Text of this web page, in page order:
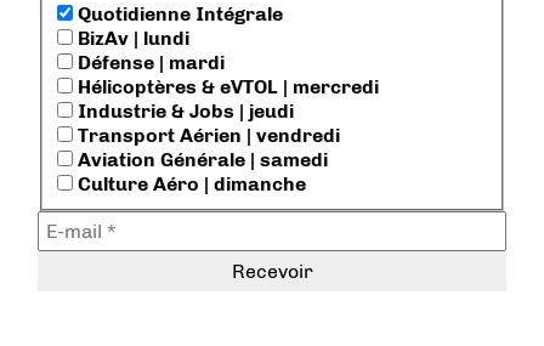
Quotidienne Intégrale
BizAv | lundi
Défense | mardi
Hélicoptères & eVTOL | mercredi
Industrie & Jobs | jeudi
Transport Aérien | vendredi
Aviation Générale | samedi
Culture Aéro | dimanche